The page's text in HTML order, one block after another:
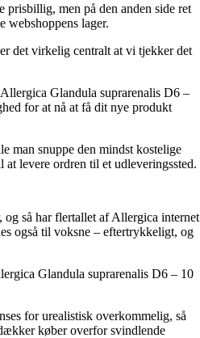
men på den anden side ret
webshoppens lager.
det virkelig centralt at vi tjekker det
Glandula suprarenalis D6 –
for at nå at få dit nye produkt
man snuppe den mindst kostelige
levere ordren til et udleveringssted.
så har flertallet af Allergica internet
også til voksne – eftertrykkeligt, og
Glandula suprarenalis D6 – 10
for urealistisk overkommelig, så
køber overfor svindlende